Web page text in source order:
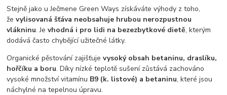
Stejně jako u Ječmene Green Ways získáváte výhody z toho,
ževylisovaná šťáva neobsahuje hrubou nerozpustnou
vlákninu. Je vhodná i pro lidi na bezezbytkové dietě, kterým
dodává často chybějící užitečné látky.
Organické pěstování zajišťujevysoký obsah betaninu, draslíku,
hořčíku a boru. Díky nízké teplotě sušení zůstává zachováno
vysoké množství vitamínu B9 (k. listové) a betaninu, které jsou
náchylné na tepelnou úpravu.